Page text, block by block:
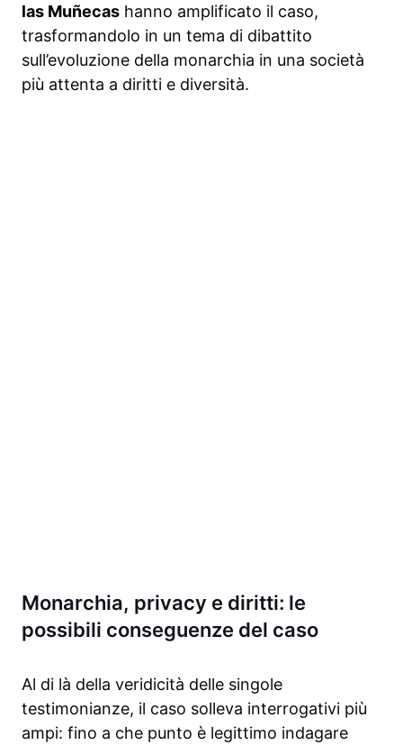
las Muñecas hanno amplificato il caso,
trasformandolo in un tema di dibattito
sull’evoluzione della monarchia in una società
più attenta a diritti e diversità.
Monarchia, privacy e diritti: le
possibili conseguenze del caso
Al di là della veridicità delle singole
testimonianze, il caso solleva interrogativi più
ampi: fino a che punto è legittimo indagare